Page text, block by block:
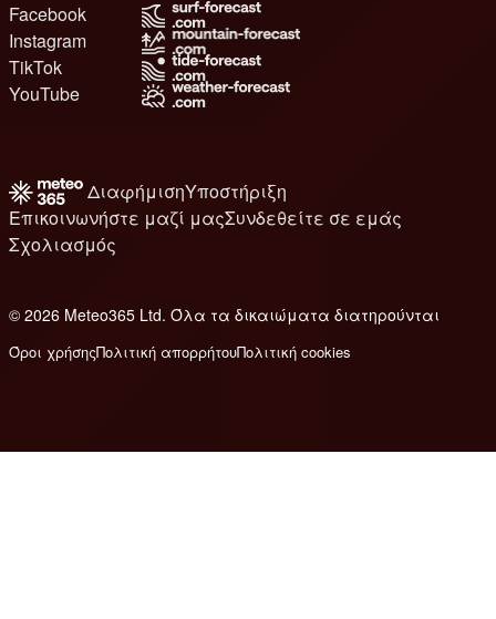
Facebook
Instagram
TikTok
YouTube
ΔιαφήμισηΥποστήριξη
Επικοινωνήστε μαζί μαςΣυνδεθείτε σε εμάς
Σχολιασμός
© 2026 Meteo365 Ltd. Όλα τα δικαιώματα διατηρούνται
Όροι χρήσηςΠολιτική απορρήτουΠολιτική cookies